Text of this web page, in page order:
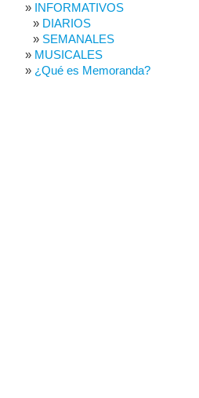
INFORMATIVOS
DIARIOS
SEMANALES
MUSICALES
¿Qué es Memoranda?